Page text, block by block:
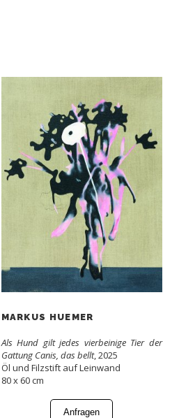
MARKUS HUEMER
Als Hund gilt jedes vierbeinige Tier der
Gattung Canis, das bellt, 2025
Öl und Filzstift auf Leinwand
80 x 60 cm
Anfragen